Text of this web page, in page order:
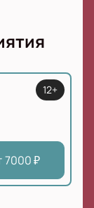
12+
7000₽